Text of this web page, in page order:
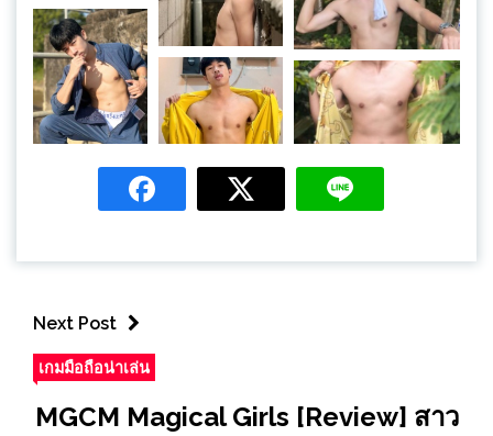
Next Post
เกมมือถือน่าเล่น
MGCM Magical Girls [Review] สาว